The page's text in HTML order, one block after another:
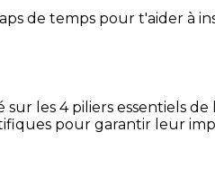
de temps pour t'aider à
les 4 piliers essentiels de
pour garantir leur